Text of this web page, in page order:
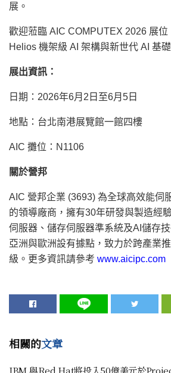
展。
歡迎蒞臨 AIC COMPUTEX 2026 展位
Helios 機架級 AI 架構與新世代 AI 基
展出資訊：
日期：2026年6月2日至6月5日
地點：台北南港展覽館一館四樓
AIC 攤位：N1106
關於營邦
AIC 營邦企業 (3693) 為全球高效能伺
的領導廠商，擁有30年研發與製造經
伺服器、儲存伺服器準系統及AI儲存
亞洲與歐洲設有據點，致力於跨產業
級。更多資訊請參考 www.aicipc.com
相關的文章
IBM 與Red Hat將投入50億美元於